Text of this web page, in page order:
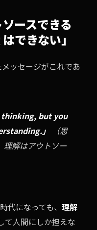
ースできる
できない」
ッセージがこれであ
thinking, but you
」
（思
理解はアウトソー
代になっても、 理解
て人間にしか担えな